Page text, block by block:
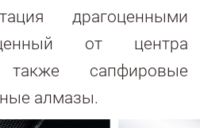
драгоценными
от центра
сапфировые
алмазы.